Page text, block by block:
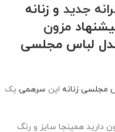
جدید و زنانه
مزون
لباس مجلسی
مجلسی زنانه این سرهمی یک
دارید همینجا سایز و رنگ